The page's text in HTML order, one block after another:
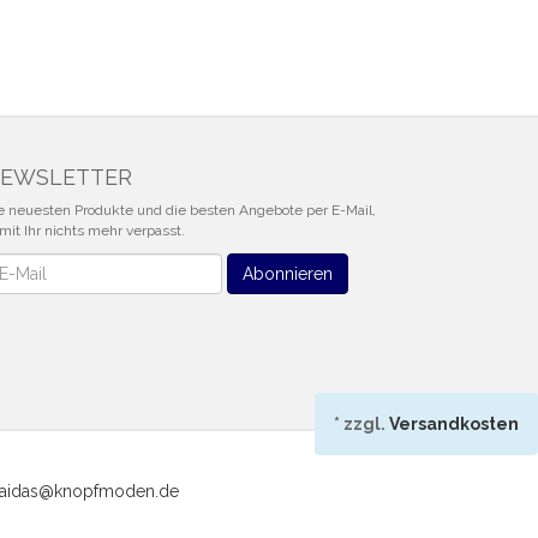
neuesten Produkte und die besten Angebote per E-Mail,
Ihr nichts mehr verpasst.
Abonnieren
* zzgl. Versandkosten